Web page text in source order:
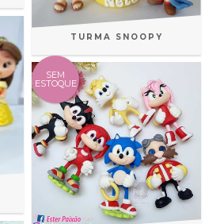
TURMA SNOOPY
SEM
ESTOQUE